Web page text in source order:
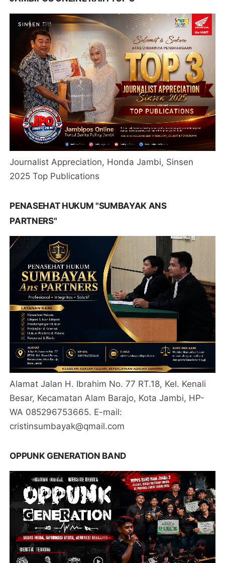
Journalist Appreciation, Honda Jambi, Sinsen
2025 Top Publications
PENASEHAT HUKUM "SUMBAYAK ANS
PARTNERS"
Alamat Jalan H. Ibrahim No. 77 RT.18, Kel. Kenali
Besar, Kecamatan Alam Barajo, Kota Jambi, HP-
WA 085296753665. E-mail:
cristinsumbayak@qmail.com
OPPUNK GENERATION BAND